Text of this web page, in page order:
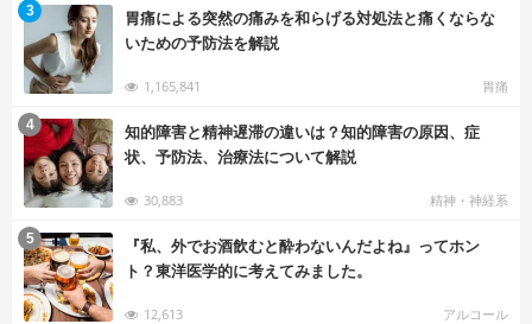
胃痛による突然の痛みを和らげる対処法と痛くならな
いための予防法を解説
1,165,841 胃痛
3
知的障害と精神遅滞の違いは？知的障害の原因、症
状、予防法、治療法について解説
30,883 精神・神経系
4
『私、外でお酒飲むと酔わないんだよね』ってホン
ト？東洋医学的に考えてみました。
12,613 アルコール
5